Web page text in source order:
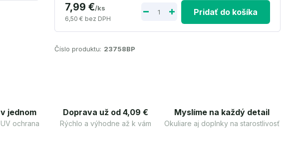
7,99 €/ks
6,50 € bez DPH
Pridať do košíka
Číslo produktu: 23758BP
jednom
ochrana
Doprava už od 4,09 €
Rýchlo a výhodne až k vám
Myslíme na každý detail
Okuliare aj doplnky na starostlivosť